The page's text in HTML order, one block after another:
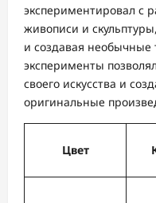
экспериментировал с
живописи и
и создавая
эксперименты
своего искусства и
оригинальные
Цвет